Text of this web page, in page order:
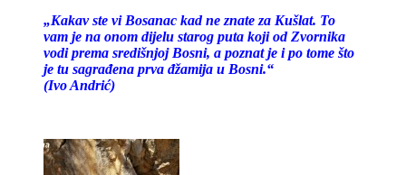
„Kakav ste vi Bosanac kad ne znate za Kušlat. To
vam je na onom dijelu starog puta koji od Zvornika
vodi prema središnjoj Bosni, a poznat je i po tome što
je tu sagrađena prva đžamija u Bosni.“
(Ivo Andrić)